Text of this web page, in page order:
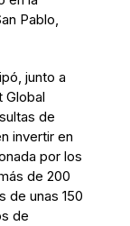
Pablo,
junto a
Global
de
invertir en
por los
de 200
de unas 150
de